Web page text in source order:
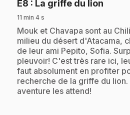
E8 : La griffe du lion
11 min 4 s
.Mouk et Chavapa sont au
milieu du désert d'Atacama,
de leur ami Pepito, Sofia.
pleuvoir! C'est très rare ici,
faut absolument en profiter
recherche de la griffe du
aventure les attend!